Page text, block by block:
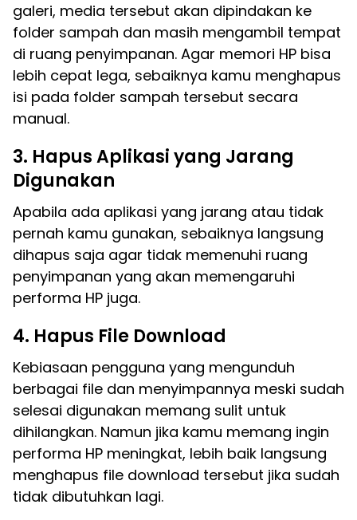
galeri, media tersebut akan dipindakan ke
folder sampah dan masih mengambil tempat
di ruang penyimpanan. Agar memori HP bisa
lebih cepat lega, sebaiknya kamu menghapus
isi pada folder sampah tersebut secara
manual.
3. Hapus Aplikasi yang Jarang
Digunakan
Apabila ada aplikasi yang jarang atau tidak
pernah kamu gunakan, sebaiknya langsung
dihapus saja agar tidak memenuhi ruang
penyimpanan yang akan memengaruhi
performa HP juga.
4. Hapus File Download
Kebiasaan pengguna yang mengunduh
berbagai file dan menyimpannya meski sudah
selesai digunakan memang sulit untuk
dihilangkan. Namun jika kamu memang ingin
performa HP meningkat, lebih baik langsung
menghapus file download tersebut jika sudah
tidak dibutuhkan lagi.